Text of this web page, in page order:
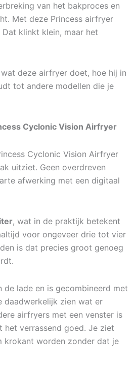
van het bakproces en
Met deze Princess airfryer
klinkt klein, maar het
deze airfryer doet, hoe hij in
tot andere modellen die je
Cyclonic Vision Airfryer
Cyclonic Vision Airfryer
uitziet. Geen overdreven
afwerking met een digitaal
, wat in de praktijk betekent
voor ongeveer drie tot vier
is dat precies groot genoeg
lade en is gecombineerd met
daadwerkelijk zien wat er
airfryers met een venster is
verrassend goed. Je ziet
krokant worden zonder dat je